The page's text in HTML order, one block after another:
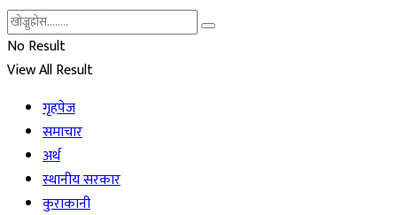
No Result
View All Result
गृहपेज
समाचार
अर्थ
स्थानीय सरकार
कुराकानी